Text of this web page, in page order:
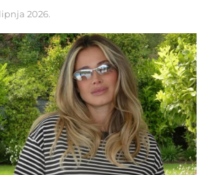
2026.